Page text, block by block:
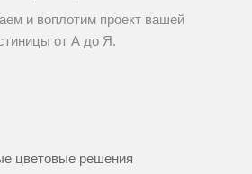
и воплотим проект вашей
от А до Я.
цветовые решения